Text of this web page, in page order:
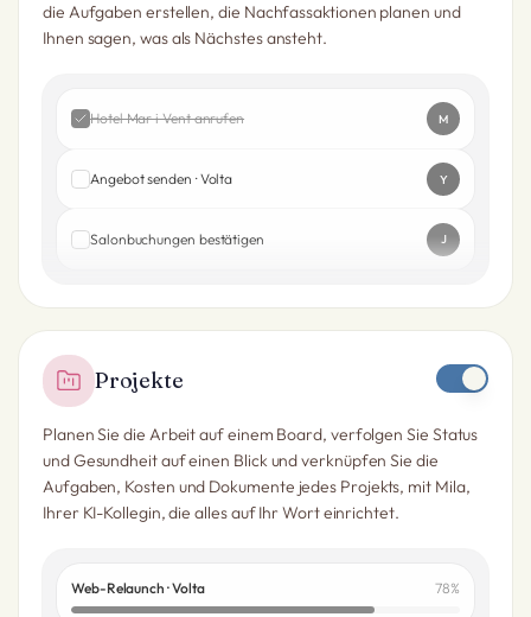
die Aufgaben erstellen, die Nachfassaktionen planen und
Ihnen sagen, was als Nächstes ansteht.
Hotel Mar i Vent anrufen M
Angebot senden · Volta Y
Salonbuchungen bestätigen J
Projekte
Planen Sie die Arbeit auf einem Board, verfolgen Sie Status
und Gesundheit auf einen Blick und verknüpfen Sie die
Aufgaben, Kosten und Dokumente jedes Projekts, mit Mila,
Ihrer KI-Kollegin, die alles auf Ihr Wort einrichtet.
Web-Relaunch · Volta 78%